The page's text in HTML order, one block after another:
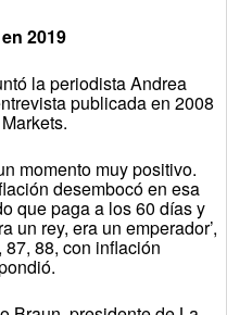
2019
la periodista Andrea
publicada en 2008
momento muy positivo.
desembocó en esa
que paga a los 60 días y
un rey, era un emperador’,
88, con inflación